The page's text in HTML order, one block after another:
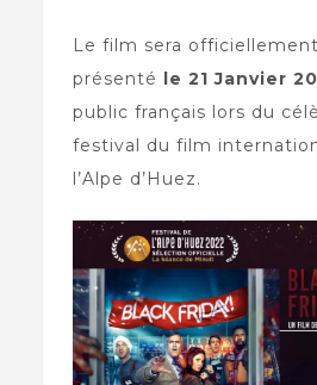
Le film sera officiellement
présenté
le 21 Janvier
public français lors du
festival du film
l’Alpe d’Huez.